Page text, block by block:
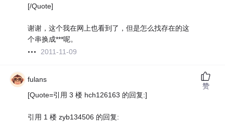
[/Quote]
谢谢，这个我在网上也看到了，但是怎么找存在的这
个串换成***呢。
2011-11-09
fulans
[Quote=引用 3 楼 hch126163 的回复:]
引用 1 楼 zyb134506 的回复:
赞